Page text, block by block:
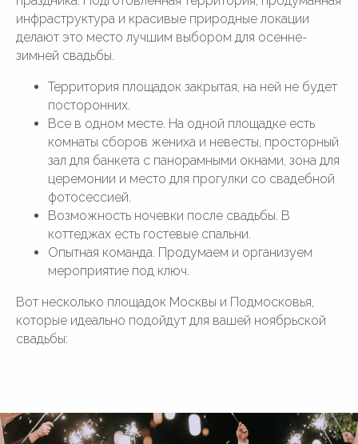
инфраструктура и красивые природные локации
делают это место лучшим выбором для осенне-
зимней свадьбы.
Территория площадок закрытая, на ней не будет
посторонних.
Все в одном месте. На одной площадке есть
комнаты сборов жениха и невесты, просторный
зал для банкета с панорамными окнами, зона для
церемонии и место для прогулки со свадебной
фотосессией.
Возможность ночевки после свадьбы. В
коттеджах есть гостевые спальни.
Опытная команда. Продумаем и организуем
мероприятие под ключ.
Вот несколько площадок Москвы и Подмосковья,
которые идеально подойдут для вашей ноябрьской
свадьбы:
О НАС
Контакты
Отзывы
Юбилей
День рождения
Девичник/
МЕРОПРИЯТИЯ
СВАДЬБЫ «ПОД КЛЮЧ»
Свадьбы до 800 тыс. руб
Свадьбы от 800 до 1 млн тыс.
Свадьбы от 1 млн руб
АКЦИИ
Свадьба "под ключ"
КОНТАКТЫ
информационный характер.
Политика обработки персональных данных
Почта:
houseforwedding@gmail.com
House_for_Wedding
Написать в MAX:
House for Wedding